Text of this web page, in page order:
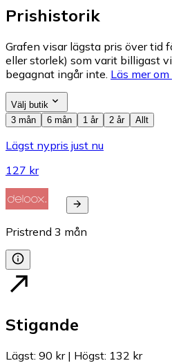
Prishistorik
Grafen visar lägsta pris över tid
eller storlek) som varit billigast
begagnat ingår inte. Läs mer
Välj butik
3 mån
6 mån 1 år 2 år Allt
Lägst nypris just nu
127 kr
Pristrend 3 mån
Stigande
Lägst: 90 kr| Högst: 132 kr